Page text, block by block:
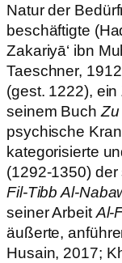
Natur der
beschäftigte
Zakariyā‘ ibn
Taeschner,
(gest. 1222),
seinem Buch
psychische
kategorisierte
(1292-1350)
Fil-Tibb Al-
seiner ArbeitAl-
äußerte,
Husain, 2017;